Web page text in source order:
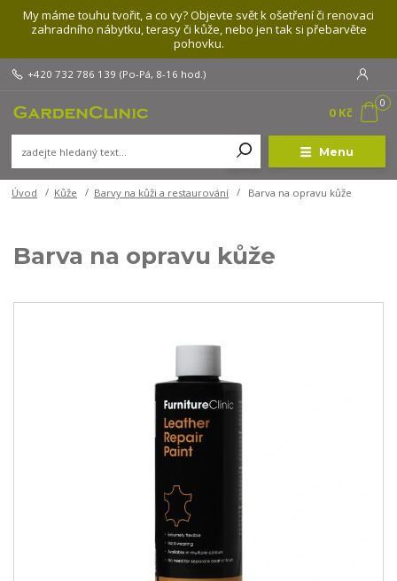
My máme touhu tvořit, a co vy? Objevte svět k ošetření či renovaci
zahradního nábytku, terasy či kůže, nebo jen tak si přebarvěte
pohovku.
Menu
+420 732 786 139 (Po-Pá, 8-16 hod.)
0
0 Kč
Úvod Kůže Barvy na kůži a restaurování Barva na opravu kůže
Barva na opravu kůže